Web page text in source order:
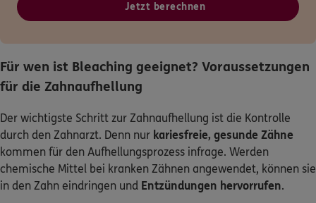
Jetzt berechnen
Für wen ist Bleaching geeignet? Voraussetzungen
für die Zahnaufhellung
Der wichtigste Schritt zur Zahnaufhellung ist die Kontrolle
durch den Zahnarzt. Denn nur kariesfreie, gesunde Zähne
kommen für den Aufhellungsprozess infrage. Werden
chemische Mittel bei kranken Zähnen angewendet, können sie
in den Zahn eindringen und Entzündungen hervorrufen.